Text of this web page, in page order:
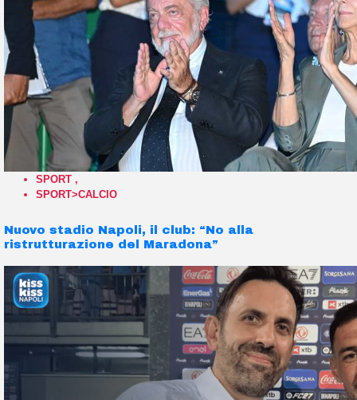
SPORT ,
SPORT>CALCIO
Nuovo stadio Napoli, il club: “No alla
ristrutturazione del Maradona”